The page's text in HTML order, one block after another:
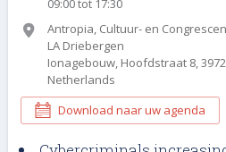
09:00 tot 17:30
Antropia, Cultuur- en
LA Driebergen
Ionagebouw, Hoofdstraat 8,
Netherlands
Download naar uw agenda